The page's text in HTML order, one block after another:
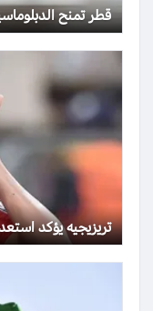
قطر تمنح
تريزيجيه يؤكد